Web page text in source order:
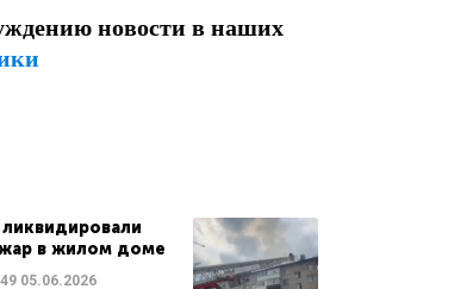
новости в наших
в жилом доме
05.06.2026